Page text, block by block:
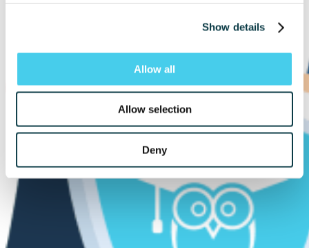
Show details
Allow all
Allow selection
Deny